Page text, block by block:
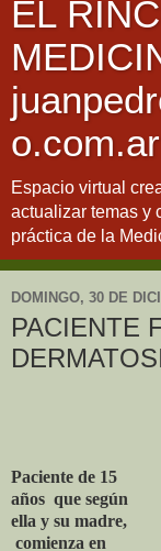
EL
o.com.ar
Espacio virtual
actualizar temas y
práctica de la
DOMINGO, 30 DE
PACIENTE
Paciente de 15
años que según
ella y su madre,
comienza en